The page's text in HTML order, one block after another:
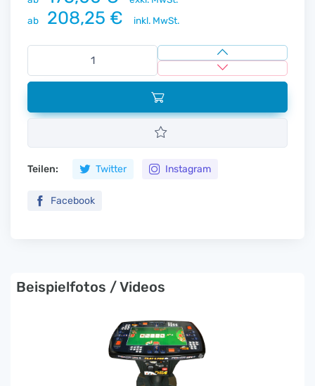
ab
208,25 € inkl. MwSt.
Teilen: Twitter Instagram
Facebook
Beispielfotos / Videos